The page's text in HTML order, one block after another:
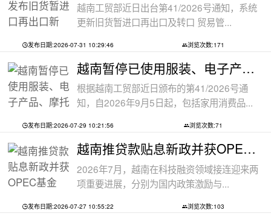
越南工贸部近日出台第41/2026号通知，系统
更新旧货暂进口再出口及转口 贸易管...
发布日期:2026-07-31 10:29:46 浏览次数:171
越南暂停已使用服装、电子产品、摩托车
根据越南工贸部近日颁布的第41/2026号通
知，自2026年9月5日起，包括家用消费品...
发布日期:2026-07-29 10:21:56 浏览次数:71
越南推贷款贴息新政并获OPEC基金5000万美
2026年7月，越南在科技融资领域接连迎来两
项重要进展，分别为国内政策激励与...
发布日期:2026-07-27 10:55:22 浏览次数:103